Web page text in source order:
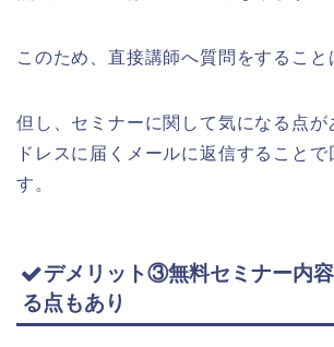
このため、直接講師へ質問をすること
但し、セミナーに関して気になる点が
ドレスに届くメールに返信することで
す。
デメリット③無料セミナー内
る点もあり